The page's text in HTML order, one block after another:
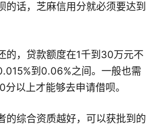
的话，芝麻信用分就必须要达到
的，贷款额度在1千到30万元不
到0.06%之间。一般也需
以上才能够去申请借呗。
的综合资质越好，可以获批到的